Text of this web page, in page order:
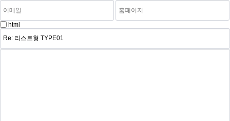
html